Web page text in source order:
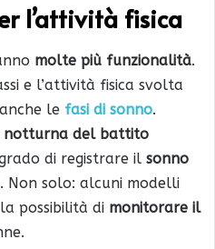
l’attività fisica
molte più funzionalità.
e l’attività fisica svolta
le fasi di sonno.
notturna del battito
di registrare il sonno
. Non solo: alcuni modelli
possibilità di monitorare il